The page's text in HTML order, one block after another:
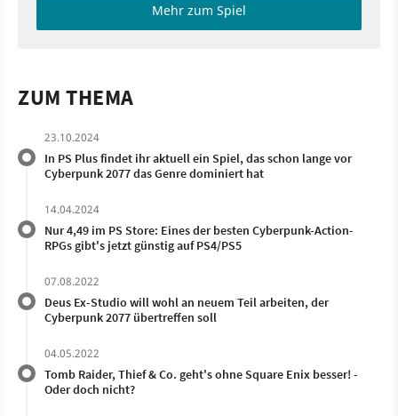
Mehr zum Spiel
ZUM THEMA
23.10.2024
In PS Plus findet ihr aktuell ein Spiel, das schon lange vor
Cyberpunk 2077 das Genre dominiert hat
14.04.2024
Nur 4,49 im PS Store: Eines der besten Cyberpunk-Action-
RPGs gibt's jetzt günstig auf PS4/PS5
07.08.2022
Deus Ex-Studio will wohl an neuem Teil arbeiten, der
Cyberpunk 2077 übertreffen soll
04.05.2022
Tomb Raider, Thief & Co. geht's ohne Square Enix besser! -
Oder doch nicht?